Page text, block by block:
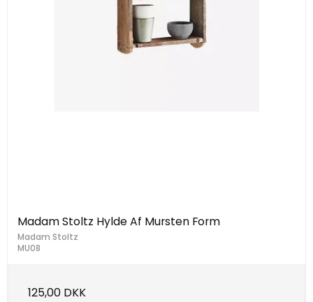
Madam Stoltz Hylde Af Mursten Form
Madam Stoltz
MU08
125,00 DKK